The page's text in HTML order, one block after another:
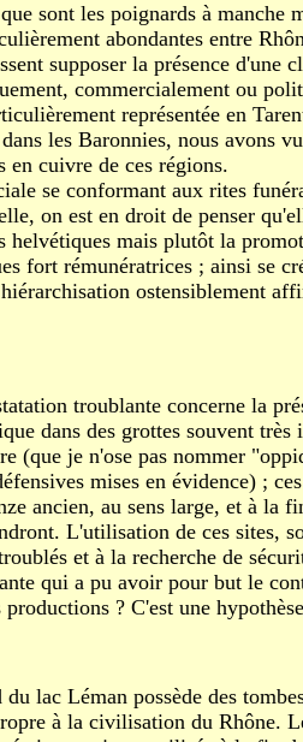
sont les poignards à manche
abondantes entre
supposer la présence d'une
commercialement ou
représentée en
les Baronnies, nous avons
en cuivre de ces régions.
se conformant aux rites
on est en droit de penser
helvétiques mais plutôt la
fort rémunératrices ; ainsi se
ostensiblement
troublante concerne la
dans des grottes souvent très
(que je n'ose pas nommer
mises en évidence) ;
ancien, au sens large, et à la
L'utilisation de ces sites,
et à la recherche de
qui a pu avoir pour but le
? C'est une
lac Léman possède des
à la civilisation du Rhône.